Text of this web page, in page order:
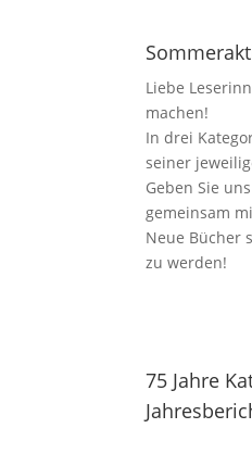
Liebe
machen!
In drei
seiner
Geben Sie
gemeinsam
Neue Bücher
zu werden!
75 Jahre
.